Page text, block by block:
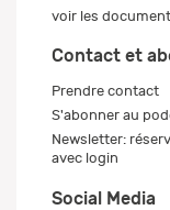
voir les
Contact et
Prendre contact
S'abonner au
Newsletter:
avec login
Social Media